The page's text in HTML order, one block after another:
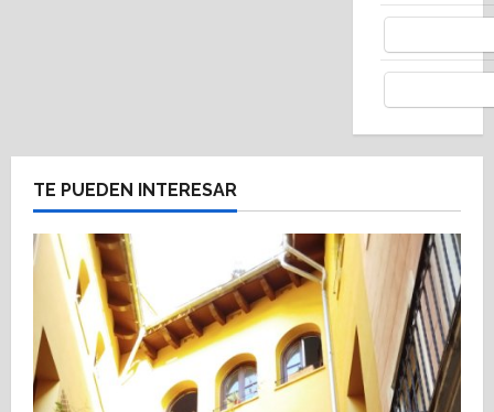
TE PUEDEN INTERESAR